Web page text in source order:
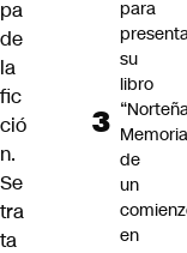
pa
de
la
fic
ció
n.
Se
tra
ta
para
su
libro
de
un
en